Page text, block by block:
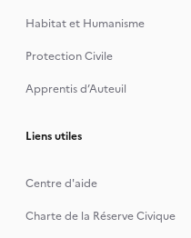
Habitat et Humanisme
Protection Civile
Apprentis d’Auteuil
Liens utiles
Centre d'aide
Charte de la Réserve Civique